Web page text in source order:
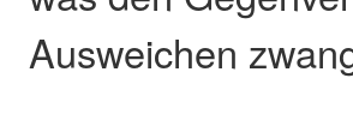
Ausweichen